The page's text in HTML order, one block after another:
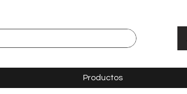
Productos